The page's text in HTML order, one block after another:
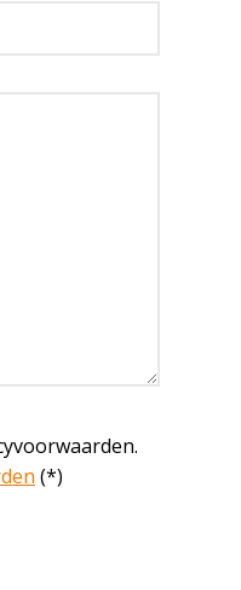
(*)